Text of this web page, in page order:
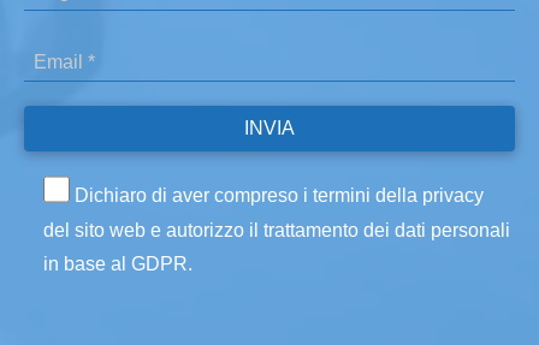
Dichiaro di aver compreso i termini della privacy
del sito web e autorizzo il trattamento dei dati personali
in base al GDPR.